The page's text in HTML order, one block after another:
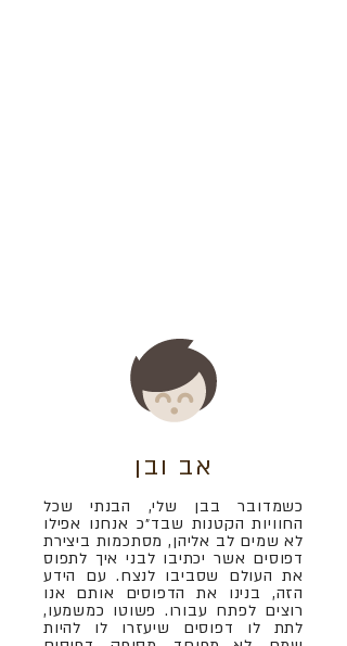
אב ובן
כשמדובר בבן שלי, הבנתי שכל
החוויות הקטנות שבד״כ אנחנו אפילו
לא שמים לב אליהן, מסתכמות ביצירת
דפוסים אשר יכתיבו לבני איך לתפוס
את העולם שסביבו לנצח. עם הידע
הזה, בנינו את הדפוסים אותם אנו
רוצים לפתח עבורו. פשוטו כמשמעו,
לתת לו דפוסים שיעזרו לו להיות